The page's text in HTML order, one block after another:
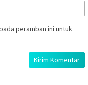
peramban ini untuk